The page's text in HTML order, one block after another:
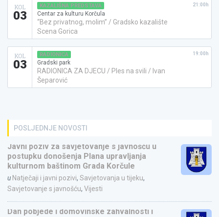
KOL
03
KAZALIŠNA PREDSTAVA
Centar za kulturu Korčula
“Bez privatnog, molim” / Gradsko kazalište
Scena Gorica
21:00h
KOL
03
RADIONICA
Gradski park
RADIONICA ZA DJECU / Ples na svili / Ivan
Šeparović
19:00h
POSLJEDNJE NOVOSTI
Javni poziv za savjetovanje s javnošću u
postupku donošenja Plana upravljanja
kulturnom baštinom Grada Korčule
u Natječaji i javni pozivi, Savjetovanja u tijeku,
Savjetovanje s javnošću, Vijesti
Dan pobjede i domovinske zahvalnosti i